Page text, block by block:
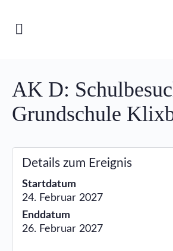
AK D:
Grundschule
Details zum Ereignis
Startdatum
24. Februar 2027
Enddatum
26. Februar 2027